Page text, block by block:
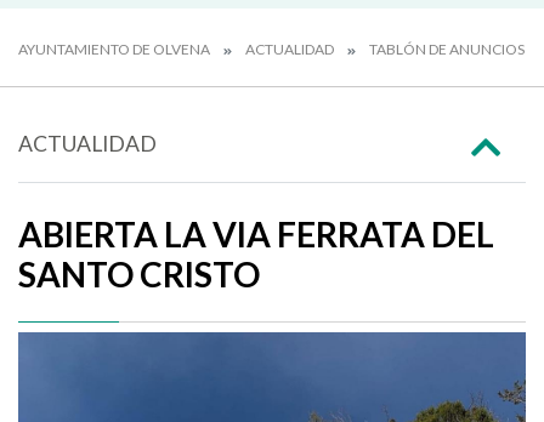
AYUNTAMIENTO DE OLVENA ACTUALIDAD TABLÓN DE ANUNCIOS
ACTUALIDAD
ABIERTA LA VIA FERRATA DEL
SANTO CRISTO